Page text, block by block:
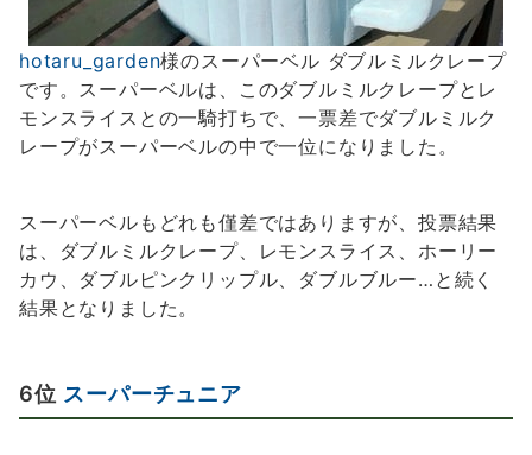
hotaru_garden様のスーパーベル ダブルミルクレープ
です。スーパーベルは、このダブルミルクレープとレ
モンスライスとの一騎打ちで、一票差でダブルミルク
レープがスーパーベルの中で一位になりました。
スーパーベルもどれも僅差ではありますが、投票結果
は、ダブルミルクレープ、レモンスライス、ホーリー
カウ、ダブルピンクリップル、ダブルブルー…と続く
結果となりました。
6位 スーパーチュニア